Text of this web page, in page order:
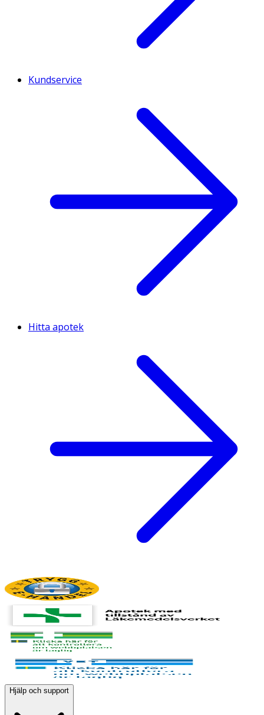
Kundservice
Hitta apotek
Hjälp och support